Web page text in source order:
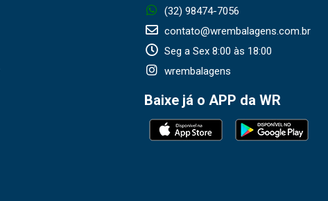
(32) 98474-7056
contato@wrembalagens.com.br
Seg a Sex 8:00 às 18:00
wrembalagens
Baixe já o APP da WR